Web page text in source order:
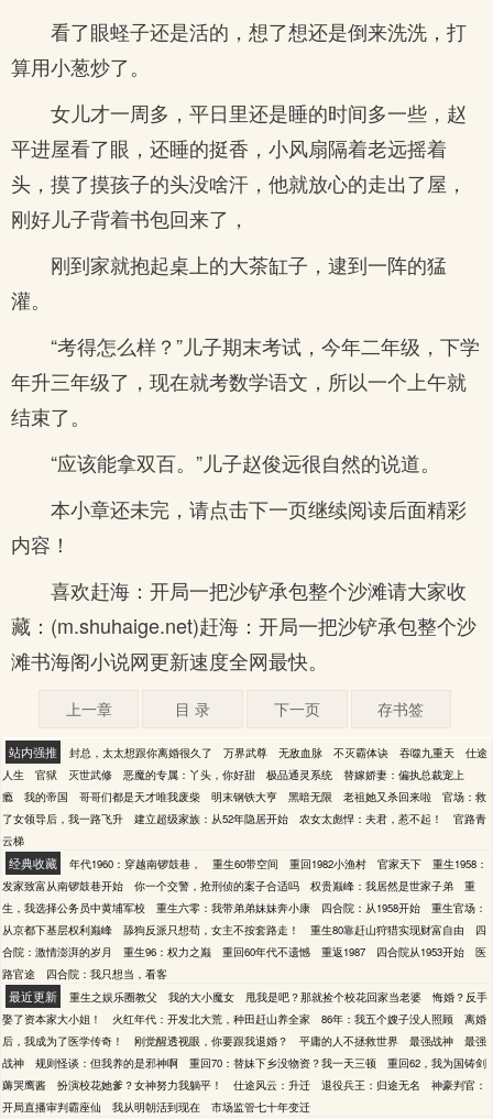
看了眼蛏子还是活的，想了想还是倒来洗洗，打
算用小葱炒了。
女儿才一周多，平日里还是睡的时间多一些，赵
平进屋看了眼，还睡的挺香，小风扇隔着老远摇着
头，摸了摸孩子的头没啥汗，他就放心的走出了屋，
刚好儿子背着书包回来了，
刚到家就抱起桌上的大茶缸子，逮到一阵的猛
灌。
“考得怎么样？”儿子期末考试，今年二年级，下学
年升三年级了，现在就考数学语文，所以一个上午就
结束了。
“应该能拿双百。”儿子赵俊远很自然的说道。
本小章还未完，请点击下一页继续阅读后面精彩
内容！
喜欢赶海：开局一把沙铲承包整个沙滩请大家收
藏：(m.shuhaige.net)赶海：开局一把沙铲承包整个沙
滩书海阁小说网更新速度全网最快。
上一章 目 录 下一页 存书签
站内强推 封总，太太想跟你离婚很久了 万界武尊 无敌血脉 不灭霸体诀 吞噬九重天
仕途
人生
官狱 灭世武修 恶魔的专属：丫头，你好甜 极品通灵系统
替嫁娇妻：偏执总裁宠上
瘾
我的帝国 哥哥们都是天才唯我废柴 明末钢铁大亨 黑暗无限 老祖她又杀回来啦
官场：救
了女领导后，我一路飞升
建立超级家族：从52年隐居开始 农女太彪悍：夫君，惹不起！
官路青
云梯
经典收藏 年代1960：穿越南锣鼓巷， 重生60带空间 重回1982小渔村 官家天下
重生1958：
发家致富从南锣鼓巷开始
你一个交警，抢刑侦的案子合适吗 权贵巅峰：我居然是世家子弟
重
生，我选择公务员中黄埔军校
重生六零：我带弟弟妹妹奔小康 四合院：从1958开始
重生官场：
从京都下基层权利巅峰
舔狗反派只想苟，女主不按套路走！ 重生80靠赶山狩猎实现财富自由
四
合院：激情澎湃的岁月
重生96：权力之巅 重回60年代不遗憾 重返1987 四合院从1953开始
医
路官途
四合院：我只想当，看客
最近更新 重生之娱乐圈教父 我的大小魔女 甩我是吧？那就捡个校花回家当老婆
悔婚？反手
娶了资本家大小姐！
火红年代：开发北大荒，种田赶山养全家 86年：我五个嫂子没人照顾
离婚
后，我成为了医学传奇！
刚觉醒透视眼，你要跟我退婚？ 平庸的人不拯救世界 最强战神
最强
战神
规则怪谈：但我养的是邪神啊 重回70：替妹下乡没物资？我一天三顿
重回62，我为国铸剑
薅哭鹰酱
扮演校花她爹？女神努力我躺平！ 仕途风云：升迁 退役兵王：归途无名
神豪判官：
开局直播审判霸座仙
我从明朝活到现在 市场监管七十年变迁